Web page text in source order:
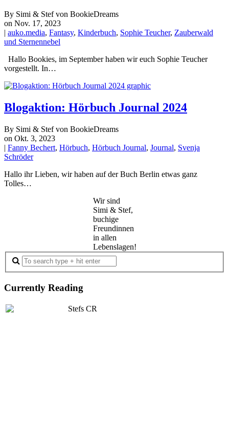
By Simi & Stef von BookieDreams
on Nov. 17, 2023
| auko.media, Fantasy, Kinderbuch, Sophie Teucher, Zauberwald
und Sternennebel
Hallo Bookies, im September haben wir euch Sophie Teucher
vorgestellt. In…
Blogaktion: Hörbuch Journal 2024
By Simi & Stef von BookieDreams
on Okt. 3, 2023
| Fanny Bechert, Hörbuch, Hörbuch Journal, Journal, Svenja
Schröder
Hallo ihr Lieben, wir haben auf der Buch Berlin etwas ganz
Tolles…
Wir sind
Simi & Stef,
buchige
Freundinnen
in allen
Lebenslagen!
Currently Reading